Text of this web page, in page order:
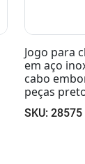
Faca para
em aço
com cabo
A45cm
SKU: 25741